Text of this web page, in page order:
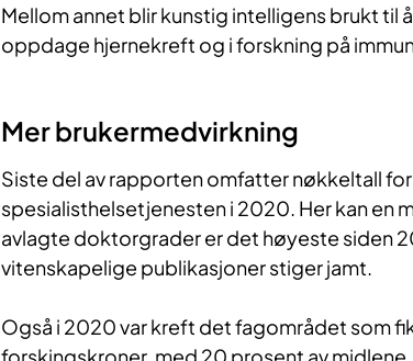
Mellom annet blir kunstig intelligens brukt til
oppdage hjernekreft og i forskning på
Mer brukermedvirkning
Siste del av rapporten omfatter nøkkeltall
spesialisthelsetjenesten i 2020. Her kan en
avlagte doktorgrader er det høyeste siden
vitenskapelige publikasjoner stiger jamt.
Også i 2020 var kreft det fagområdet som